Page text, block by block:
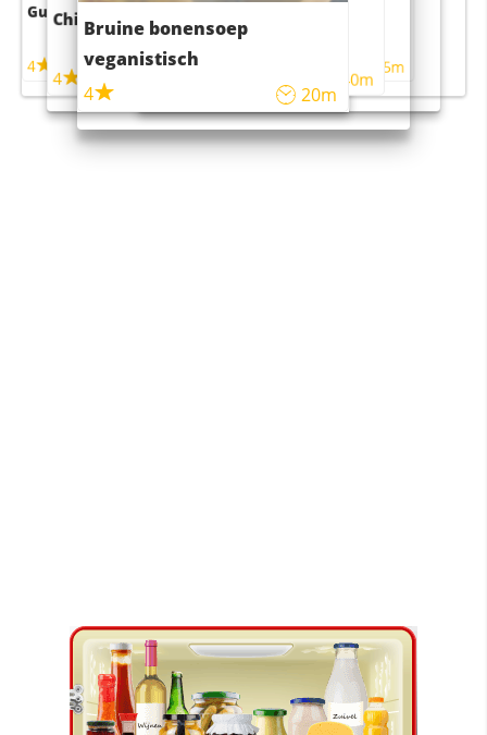
Guacamole
4
Chili con carne
4
Bruine bonensoep
veganistisch
4
20m
Sushi rijstsalade
maaltijdsalade
40m
4 55m